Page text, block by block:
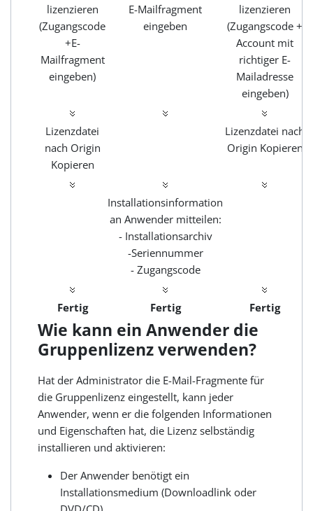
lizenzieren
(Zugangscode
+E-
Mailfragment
eingeben)
E-Mailfragment
eingeben
lizenzieren
(Zugangscode +
Account mit
richtiger E-
Mailadresse
eingeben)
Lizenzdatei
nach Origin
Kopieren
Lizenzdatei nach
Origin Kopieren
Installationsinformation
an Anwender mitteilen:
- Installationsarchiv
-Seriennummer
- Zugangscode
Fertig Fertig Fertig
Wie kann ein Anwender die
Gruppenlizenz verwenden?
Hat der Administrator die E-Mail-Fragmente für
die Gruppenlizenz eingestellt, kann jeder
Anwender, wenn er die folgenden Informationen
und Eigenschaften hat, die Lizenz selbständig
installieren und aktivieren:
Der Anwender benötigt ein
Installationsmedium (Downloadlink oder